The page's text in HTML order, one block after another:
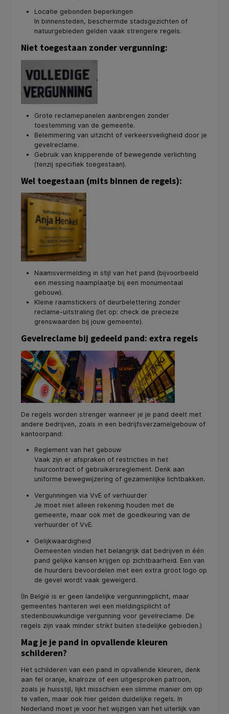
Locatie gebonden beperkingen
In binnensteden, beschermde stadsgezichten of
natuurgebieden gelden vaak strengere regels.
Niet toegestaan zonder vergunning:
Grote reclamepanelen aanbrengen zonder
toestemming van de gemeente.
Belemmering van uitzicht of verkeersveiligheid door je
gevelreclame.
Gebruik van knipperende of bewegende verlichting
(tenzij specifiek toegestaan).
Wel toegestaan (mits binnen de regels):
Naamsvermelding in stijl van het pand (bijvoorbeeld
een messing naamplaatje bij een monumentaal
gebouw).
Kleine raamstickers of deurbelettering zonder
reclame-uitstraling (let op: check de precieze
grenswaarden bij jouw gemeente).
Gevelreclame bij gedeeld pand: extra regels
De regels worden strenger wanneer je je pand deelt met
andere bedrijven, zoals in een bedrijfsverzamelgebouw of
kantoorpand:
Reglement van het gebouw
Vaak zijn er afspraken of restricties in het
huurcontract of gebruikersreglement. Denk aan
uniforme bewegwijzering of gezamenlijke lichtbakken.
Vergunningen via VvE of verhuurder
Je moet niet alleen rekening houden met de
gemeente, maar ook met de goedkeuring van de
verhuurder of VvE.
Gelijkwaardigheid
Gemeenten vinden het belangrijk dat bedrijven in één
pand gelijke kansen krijgen op zichtbaarheid. Een van
de huurders bevoordelen met een extra groot logo op
de gevel wordt vaak geweigerd.
(In België is er geen landelijke vergunningplicht, maar
gemeentes hanteren wel een meldingsplicht of
stedenbouwkundige vergunning voor gevelreclame. De
regels zijn vaak minder strikt buiten stedelijke gebieden.)
Mag je je pand in opvallende kleuren
schilderen?
Het schilderen van een pand in opvallende kleuren, denk
aan fel oranje, knalroze of een uitgesproken patroon,
zoals je huisstijl, lijkt misschien een slimme manier om op
te vallen, maar ook hier gelden duidelijke regels. In
Nederland moet je voor het wijzigen van het uiterlijk van